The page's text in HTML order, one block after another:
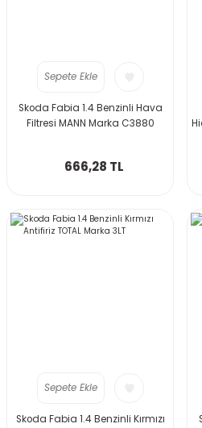
Sepete Ekle
Skoda Fabia 1.4 Benzinli Hava
Filtresi MANN Marka C3880
666,28 TL
Sepete Ekle
Skoda Fabia 1.4 Benzinli Kırmızı